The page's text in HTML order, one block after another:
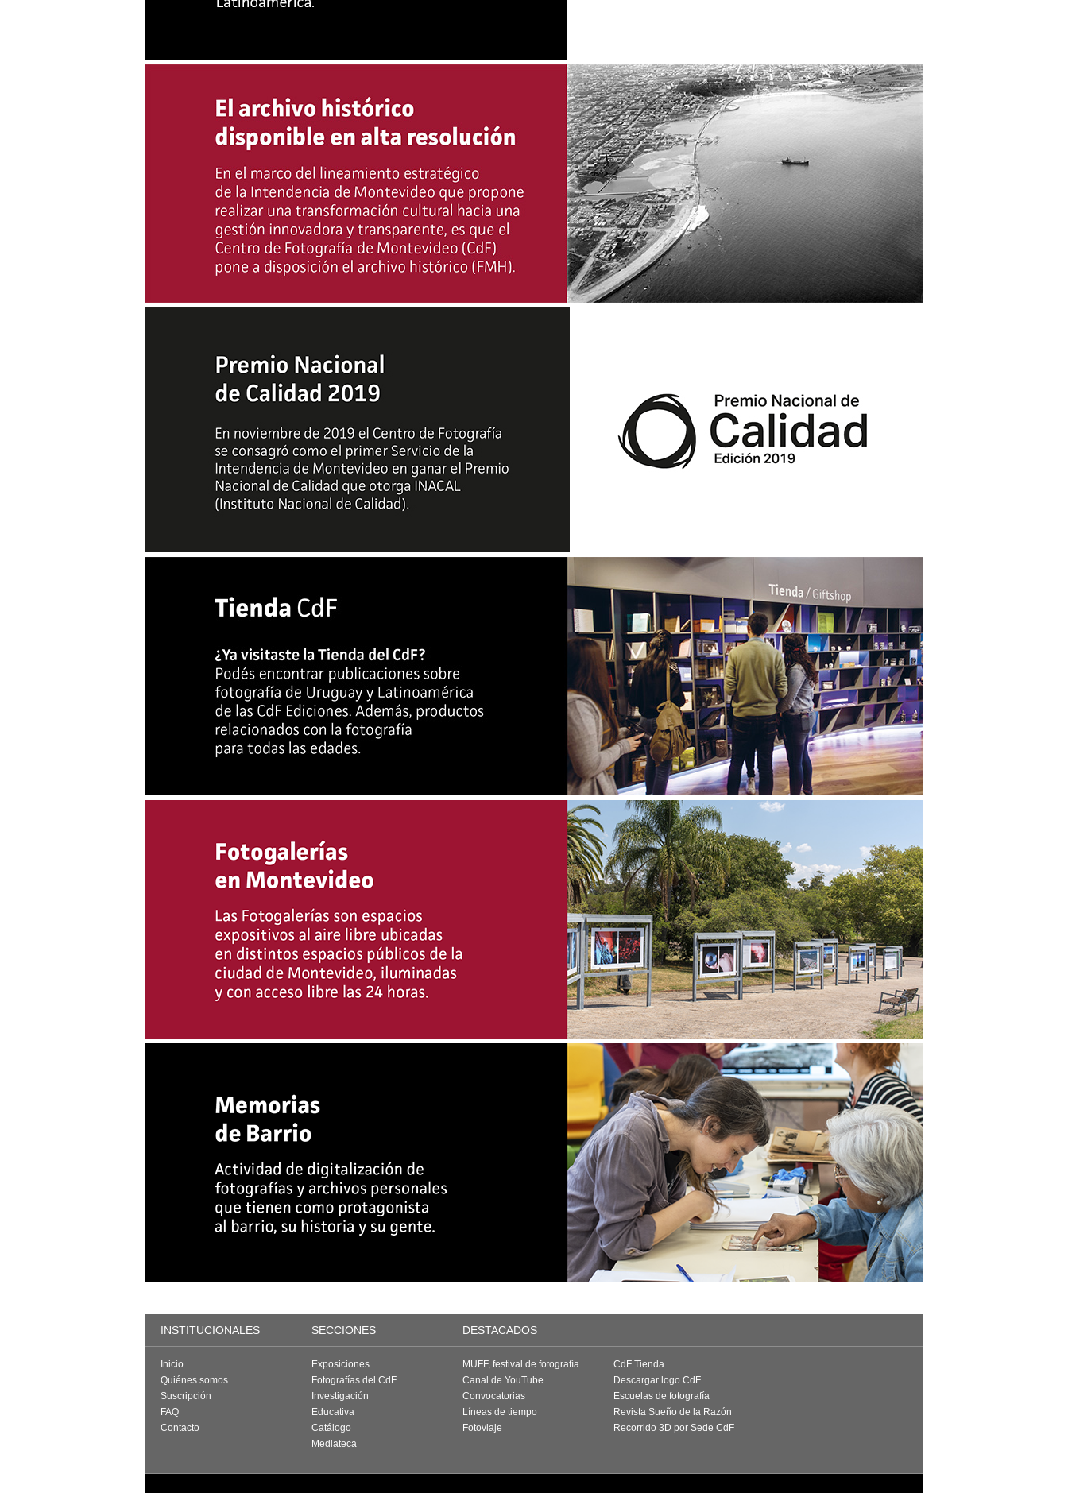
INSTITUCIONALES SECCIONES DESTACADOS
Inicio
Quiénes somos
Suscripción
FAQ
Contacto
Exposiciones
Fotografías del CdF
Investigación
Educativa
Catálogo
Mediateca
MUFF, festival de fotografía
Canal de YouTube
Convocatorias
Líneas de tiempo
Fotoviaje
CdF Tienda
Descargar logo CdF
Escuelas de fotografía
Revista Sueño de la Razón
Recorrido 3D por Sede CdF